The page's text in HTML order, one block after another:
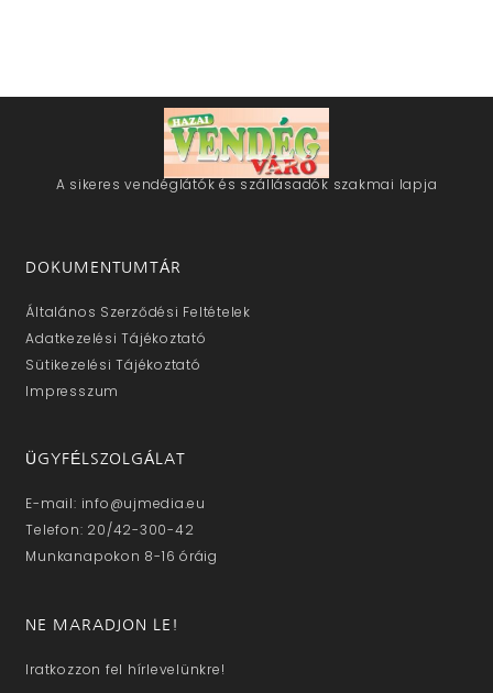
A sikeres vendéglátók és szállásadók szakmai lapja
DOKUMENTUMTÁR
Általános Szerződési Feltételek
Adatkezelési Tájékoztató
Sütikezelési Tájékoztató
Impresszum
ÜGYFÉLSZOLGÁLAT
E-mail: info@ujmedia.eu
Telefon: 20/42-300-42
Munkanapokon 8-16 óráig
NE MARADJON LE!
Iratkozzon fel hírlevelünkre!